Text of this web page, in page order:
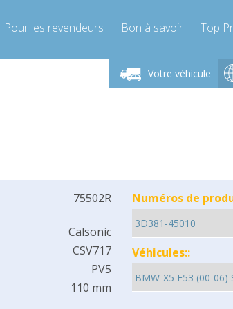
Pour les revendeurs Bon à savoir Top
Votre véhicule
Lundi-Vendredi 9h-17h
info@compressor-express.fr
Lundi-
75502R
Calsonic
CSV717
PV5
110 mm
Numéros de
Véhicules::